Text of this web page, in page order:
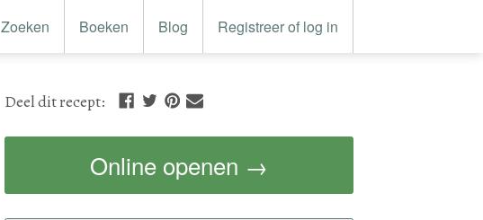
Zoeken Boeken Blog Registreer of log in
Deeldit recept:
Online openen →